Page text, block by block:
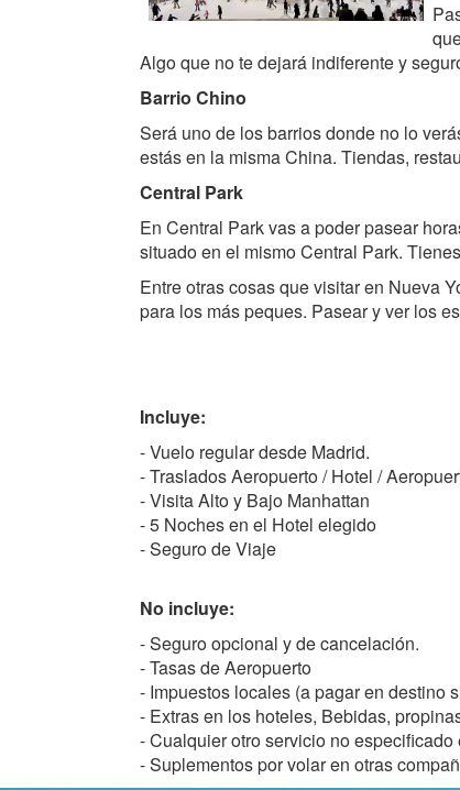
Algo que no te dejará indiferente y
Barrio Chino
Será uno de los barrios donde no lo
estás en la misma China. Tiendas,
Central Park
En Central Park vas a poder pasear
situado en el mismo Central Park.
Entre otras cosas que visitar en Nueva
para los más peques. Pasear y ver los
Incluye:
- Vuelo regular desde Madrid.
- Traslados Aeropuerto / Hotel /
- Visita Alto y Bajo Manhattan
- 5 Noches en el Hotel elegido
- Seguro de Viaje
No incluye:
- Seguro opcional y de cancelación.
- Tasas de Aeropuerto
- Impuestos locales (a pagar en destino
- Extras en los hoteles, Bebidas,
- Cualquier otro servicio no
- Suplementos por volar en otras